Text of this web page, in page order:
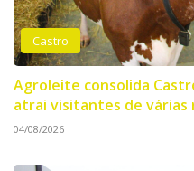
Castro
Agroleite consolida
atrai visitantes de várias
04/08/2026